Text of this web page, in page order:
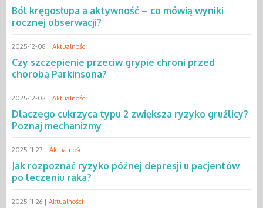
Ból kręgosłupa a aktywność – co mówią wyniki
rocznej obserwacji?
2025-12-08 | Aktualności
Czy szczepienie przeciw grypie chroni przed
chorobą Parkinsona?
2025-12-02 | Aktualności
Dlaczego cukrzyca typu 2 zwiększa ryzyko gruźlicy?
Poznaj mechanizmy
2025-11-27 | Aktualności
Jak rozpoznać ryzyko późnej depresji u pacjentów
po leczeniu raka?
2025-11-26 | Aktualności